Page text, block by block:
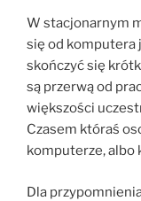
W stacjonarnym
się od komputera
skończyć się
są przerwą od
większości
Czasem któraś
komputerze, albo
Dla